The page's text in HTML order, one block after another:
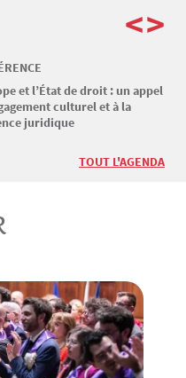
et l’État de droit : un appel
culturel et à la
juridique
<>
TOUT L'AGENDA